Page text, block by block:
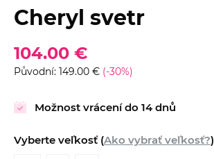
Cheryl svetr
104.00 €
Původní: 149.00 € (-30%)
Možnost vrácení do 14 dnů
Vyberte veľkosť (Ako vybrať veľkosť?)